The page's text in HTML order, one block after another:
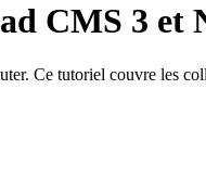
CMS 3 et
Ce tutoriel couvre les